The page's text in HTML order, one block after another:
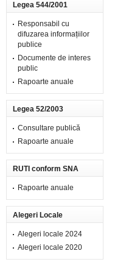
Legea 544/2001
Responsabil cu
difuzarea informațiilor
publice
Documente de interes
public
Rapoarte anuale
Legea 52/2003
Consultare publică
Rapoarte anuale
RUTI conform SNA
Rapoarte anuale
Alegeri Locale
Alegeri locale 2024
Alegeri locale 2020